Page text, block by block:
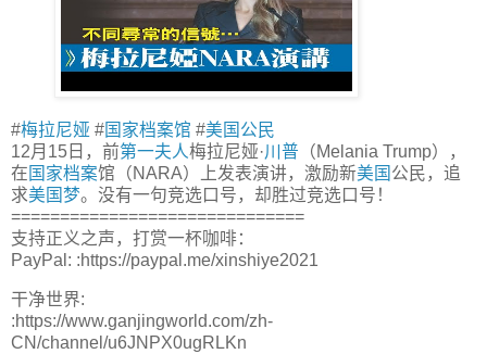
#梅拉尼娅 #国家档案馆 #美国公民
12月15日，前第一夫人梅拉尼娅·川普 （Melania Trump），
在 国家档案馆（NARA）上发表演讲，激励新美国 公民，追
求美国梦。没有一句竞选口号，却胜过竞选口号！
==============================
支持正义之声，打赏一杯咖啡：
PayPal: :https://paypal.me/xinshiye2021
干净世界:
:https://www.ganjingworld.com/zh-
CN/channel/u6JNPX0ugRLKn